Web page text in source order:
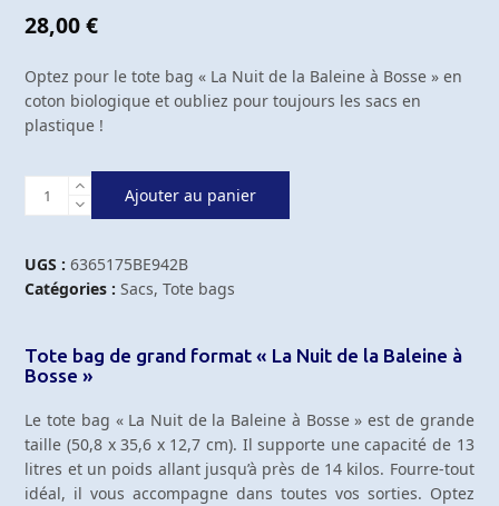
0
28,00€
Optez pour le tote bag « La Nuit de la Baleine à Bosse » en
coton biologique et oubliez pour toujours les sacs en
plastique !
quantité
de
bag
beige
de
la
à
Bosse
Ajouter au panier
UGS : 6365175BE942B
Catégories : Sacs,Tote bags
Tote bag de grand format « La Nuit de la Baleine à
Bosse »
Le tote bag « La Nuit de la Baleine à Bosse » est de grande
taille (50,8 x 35,6 x 12,7 cm). Il supporte une capacité de 13
litres et un poids allant jusqu’à près de 14 kilos. Fourre-tout
idéal, il vous accompagne dans toutes vos sorties. Optez